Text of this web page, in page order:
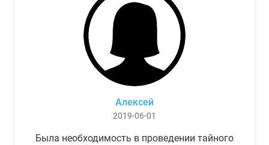
Алексей
2019-06-01
Была необходимость в проведении тайного